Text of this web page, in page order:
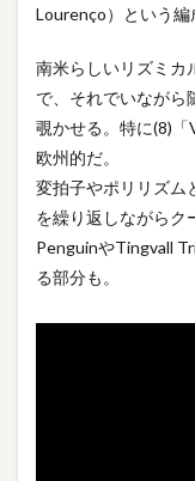
Lourenço）という編
南米らしいリズミカ
で、それでいながら
覗かせる。特に(8)「
欧州的だ。
変拍子やポリリズム
を繰り返しながらク
PenguinやTingvall
る部分も。